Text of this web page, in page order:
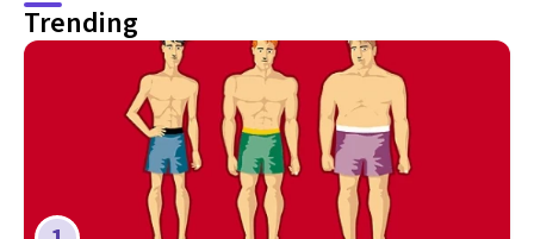
Trending